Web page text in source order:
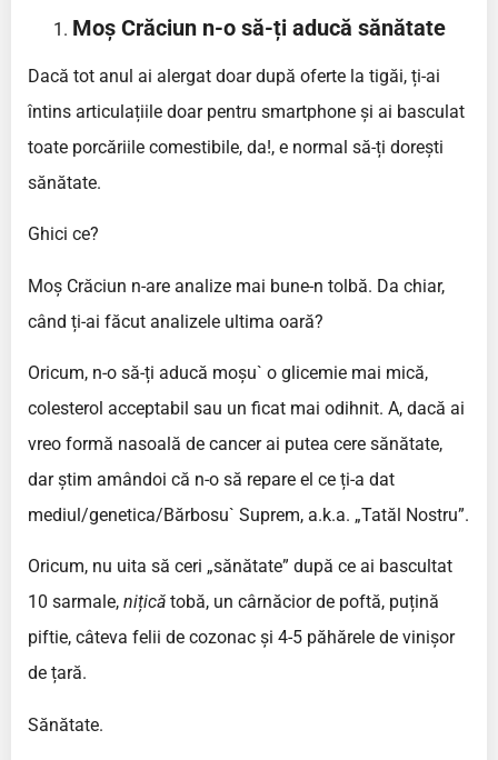
Moș Crăciun n-o să-ți aducă sănătate
Dacă tot anul ai alergat doar după oferte la tigăi, ți-ai
întins articulațiile doar pentru smartphone și ai basculat
toate porcăriile comestibile, da!, e normal să-ți dorești
sănătate.
Ghici ce?
Moș Crăciun n-are analize mai bune-n tolbă. Da chiar,
când ți-ai făcut analizele ultima oară?
Oricum, n-o să-ți aducă moșu` o glicemie mai mică,
colesterol acceptabil sau un ficat mai odihnit. A, dacă ai
vreo formă nasoală de cancer ai putea cere sănătate,
dar știm amândoi că n-o să repare el ce ți-a dat
mediul/genetica/Bărbosu` Suprem, a.k.a. „Tatăl Nostru”.
Oricum, nu uita să ceri „sănătate” după ce ai bascultat
10 sarmale, nițică tobă, un cârnăcior de poftă, puțină
piftie, câteva felii de cozonac și 4-5 păhărele de vinișor
de țară.
Sănătate.